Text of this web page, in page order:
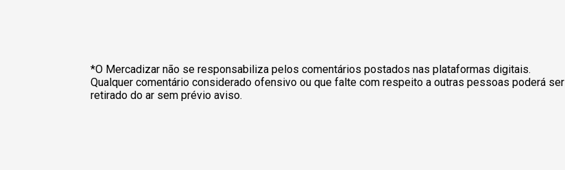
*O Mercadizar não se responsabiliza pelos comentários postados nas plataformas digitais.
Qualquer comentário considerado ofensivo ou que falte com respeito a outras pessoas poderá ser
retirado do ar sem prévio aviso.